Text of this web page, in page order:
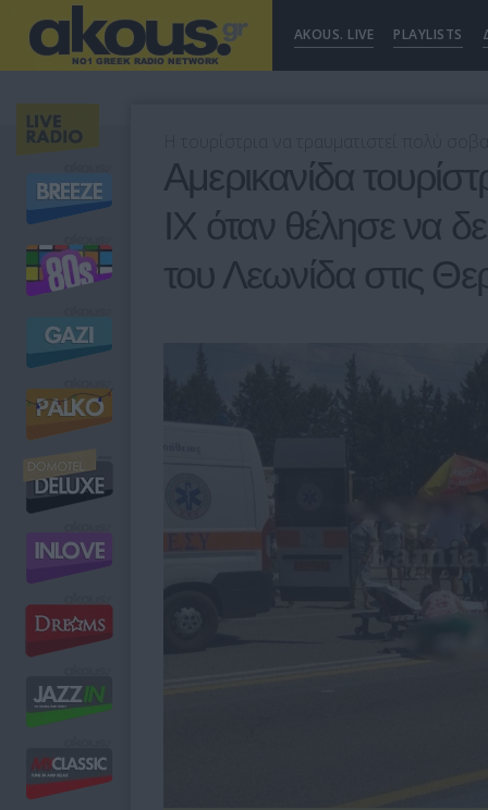
AKOUS. LIVE PLAYLISTS
Αμερικανίδα
ΙΧ όταν θέλησε να
του Λεωνίδα στις